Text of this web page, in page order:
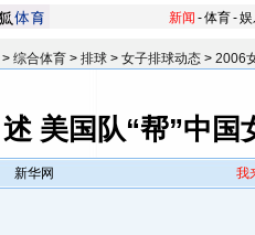
新闻 -体育-
> 综合体育 > 排球 > 女子排球动态 > 2006
述 美国队“帮”中国
新华网 我